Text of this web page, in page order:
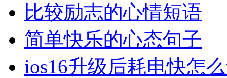
比较励志的心情短语
简单快乐的心态句子
ios16升级后耗电快怎